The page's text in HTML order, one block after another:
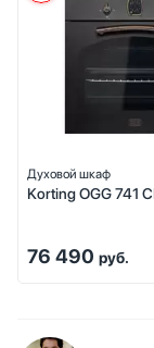
Духовой шкаф
Korting OGG 741
76 490 руб.